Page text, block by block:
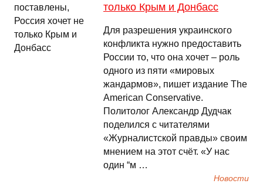
только Крым и Донбасс
Для разрешения украинского
конфликта нужно предоставить
России то, что она хочет – роль
одного из пяти «мировых
жандармов», пишет издание The
American Conservative.
Политолог Александр Дудчак
поделился с читателями
«Журналистской правды» своим
мнением на этот счёт. «У нас
один “м …
Новости